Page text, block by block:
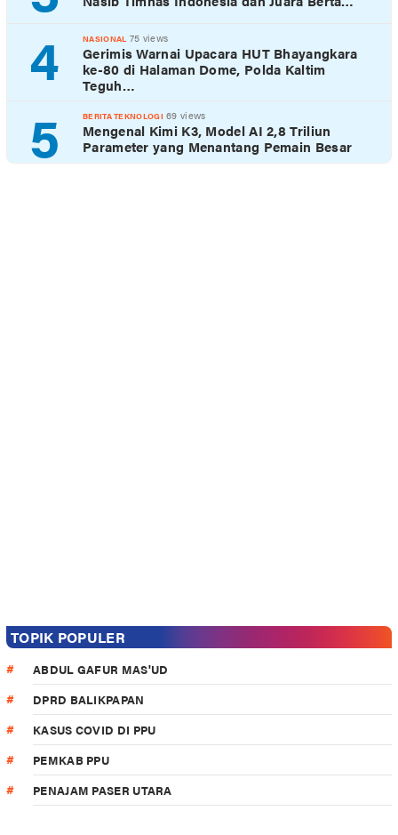
4 NASIONAL 75 views
Gerimis Warnai Upacara HUT Bhayangkara
ke-80 di Halaman Dome, Polda Kaltim
Teguh…
5 BERITA TEKNOLOGI 69 views
Mengenal Kimi K3, Model AI 2,8 Triliun
Parameter yang Menantang Pemain Besar
TOPIK POPULER
ABDUL GAFUR MAS'UD
DPRD BALIKPAPAN
KASUS COVID DI PPU
PEMKAB PPU
PENAJAM PASER UTARA